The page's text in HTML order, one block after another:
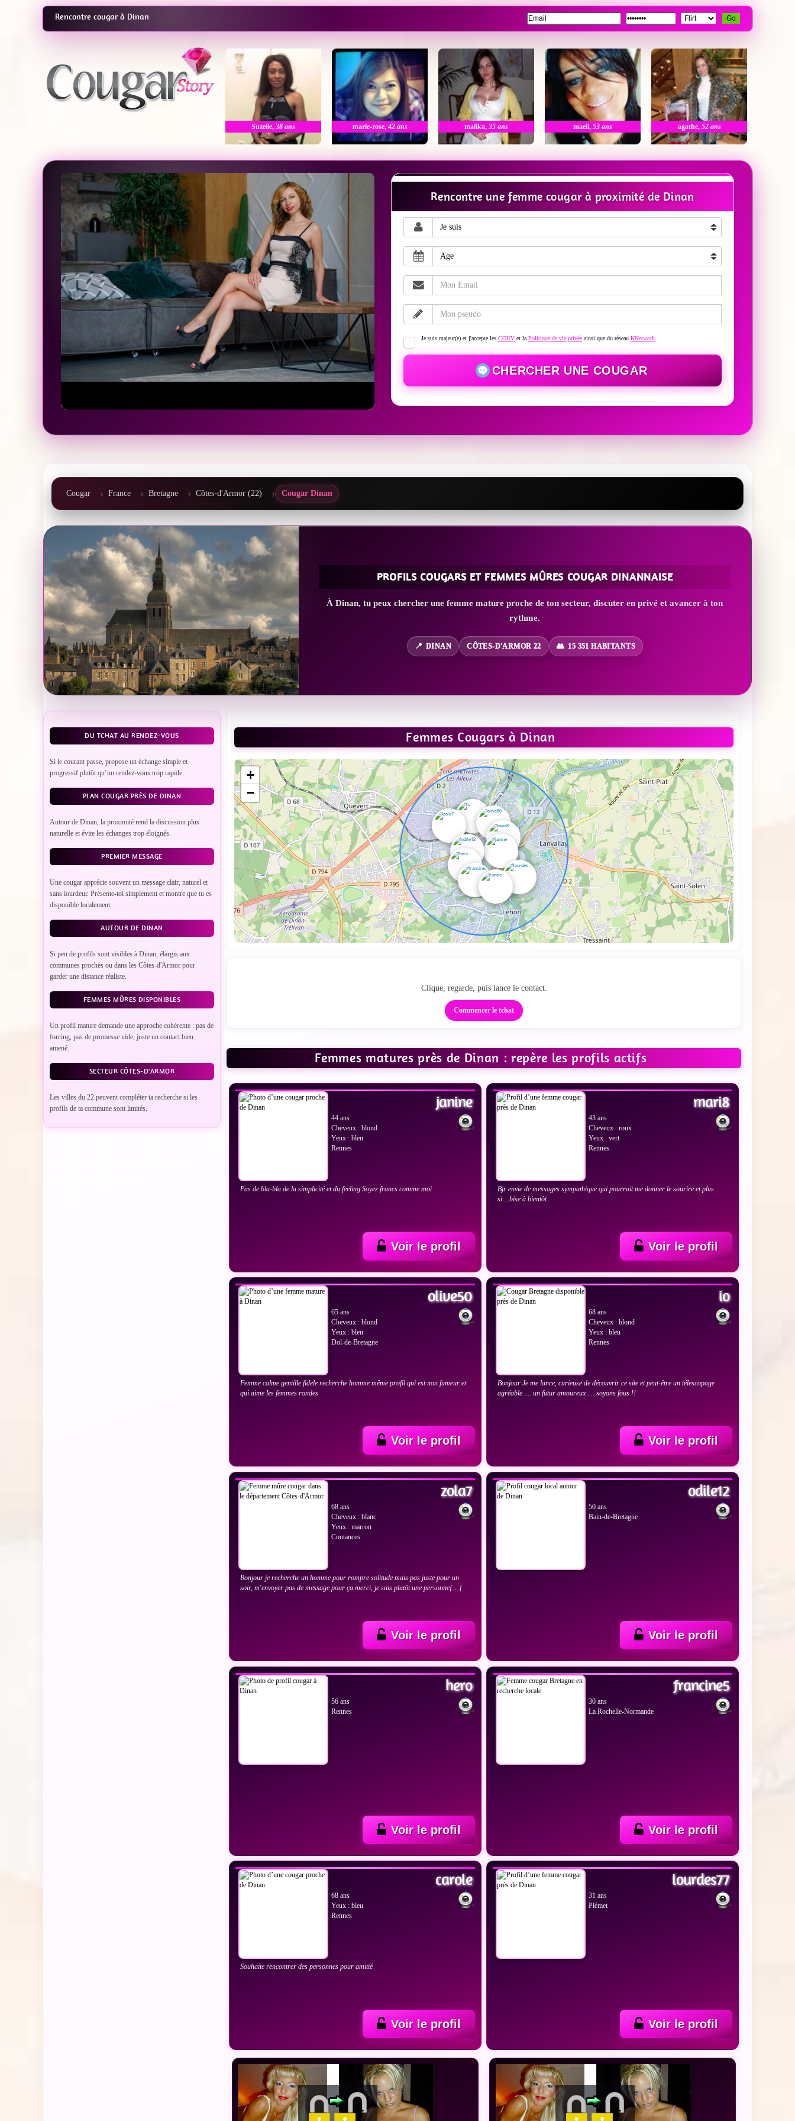
Rencontre cougar à Dinan Go
Suzelle, 38 ans marie-rose, 42 ans malika, 35 ans maeli, 53 ans agathe, 52 ans
Rencontre une femme cougar à proximité de Dinan
Je suis majeur(e) et j'accepte les CGUV et la Politique de vie privée ainsi que du réseau KNetwork
CHERCHER UNE COUGAR
Cougar France Bretagne Côtes-d'Armor (22) Cougar Dinan
PROFILS COUGARS ET FEMMES MÛRES COUGAR DINANNAISE
À Dinan, tu peux chercher une femme mature proche de ton secteur, discuter en privé et avancer à ton
rythme.
DINAN CÔTES-D'ARMOR 22 15 351 HABITANTS
DU TCHAT AU RENDEZ-VOUS
Si le courant passe, propose un échange simple et
progressif plutôt qu’un rendez-vous trop rapide.
PLAN COUGAR PRÈS DE DINAN
Autour de Dinan, la proximité rend la discussion plus
naturelle et évite les échanges trop éloignés.
PREMIER MESSAGE
Une cougar apprécie souvent un message clair, naturel et
sans lourdeur. Présente-toi simplement et montre que tu es
disponible localement.
AUTOUR DE DINAN
Si peu de profils sont visibles à Dinan, élargis aux
communes proches ou dans les Côtes-d'Armor pour
garder une distance réaliste.
FEMMES MÛRES DISPONIBLES
Un profil mature demande une approche cohérente : pas de
forcing, pas de promesse vide, juste un contact bien
amené.
SECTEUR CÔTES-D'ARMOR
Les villes du 22 peuvent compléter ta recherche si les
profils de ta commune sont limités.
Femmes Cougars à Dinan
+
−
Clique, regarde, puis lance le contact.
Commencer le tchat
Femmes matures près de Dinan : repère les profils actifs
VOIR LES PHOTOS
janine
44 ans
Cheveux : blond
Yeux : bleu
Rennes
Pas de bla-bla de la simplicité et du feeling Soyez francs comme moi
Voir le profil
VOIR LES PHOTOS
mari8
43 ans
Cheveux : roux
Yeux : vert
Rennes
Bjr envie de messages sympathique qui pourrait me donner le sourire et plus
si....bise à bientôt
Voir le profil
olive50
65 ans
Cheveux : blond
Yeux : bleu
Dol-de-Bretagne
Femme calme gentille fidele recherche homme même profil qui est non fumeur et
qui aime les femmes rondes
Voir le profil
io
68 ans
Cheveux : blond
Yeux : bleu
Rennes
Bonjour Je me lance, curieuse de découvrir ce site et peut-être un télescopage
agréable .... un futur amoureux .... soyons fous !!
Voir le profil
zola7
68 ans
Cheveux : blanc
Yeux : marron
Coutances
Bonjour je recherche un homme pour rompre solitude mais pas juste pour un
soir, m'envoyer pas de message pour ça merci, je suis plutôt une personne[…]
Voir le profil
odile12
50 ans
Bain-de-Bretagne
Voir le profil
hero
56 ans
Rennes
Voir le profil
francine5
30 ans
La Rochelle-Normande
Voir le profil
carole
68 ans
Yeux : bleu
Rennes
Souhaite rencontrer des personnes pour amitié
Voir le profil
lourdes77
31 ans
Plémet
Voir le profil